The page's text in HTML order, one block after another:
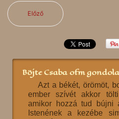
Előző
Böjte Csaba ofm
Azt a békét, örömöt,
ember szívét akkor
amikor hozzá tud bújni
Istenének a kezébe